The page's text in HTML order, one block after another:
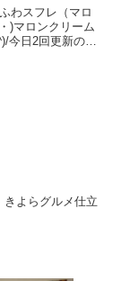
わスフレ（マロ
)マロンクリーム
今日2回更新の2
きよらグルメ仕立